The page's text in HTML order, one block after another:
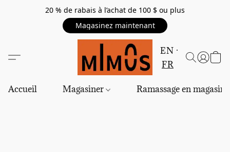
20 % de rabais à l’achat de 100 $ ou plus
Magasinez maintenant
EN
FR
Accueil Magasiner Ramassage en magasin